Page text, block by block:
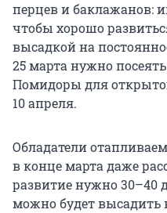
перцев и баклажанов:
чтобы хорошо
высадкой на
25 марта нужно
Помидоры для
10 апреля.
Обладатели
в конце марта даже
развитие нужно 30–40
можно будет высадить